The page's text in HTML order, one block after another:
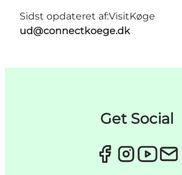
Sidst opdateret af:VisitKøge
ud@connectkoege.dk
Get Social